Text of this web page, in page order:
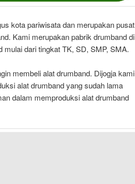
kota pariwisata dan merupakan pusat
Kami merupakan pabrik drumband di
dari tingkat TK, SD, SMP, SMA.
membeli alat drumband. Dijogja kami
alat drumband yang sudah lama
dalam memproduksi alat drumband